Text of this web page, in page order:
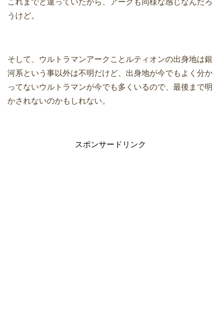
これまでと違っていたから、アークも同様な感じなんだろ
うけど。
そして、ウルトラマンアークことルティオンの出身地は銀
河系という事以外は不明だけど、出身地が今でもよく分か
ってないウルトラマンが今でも多くいるので、最後まで明
かされないのかもしれない。
スポンサードリンク